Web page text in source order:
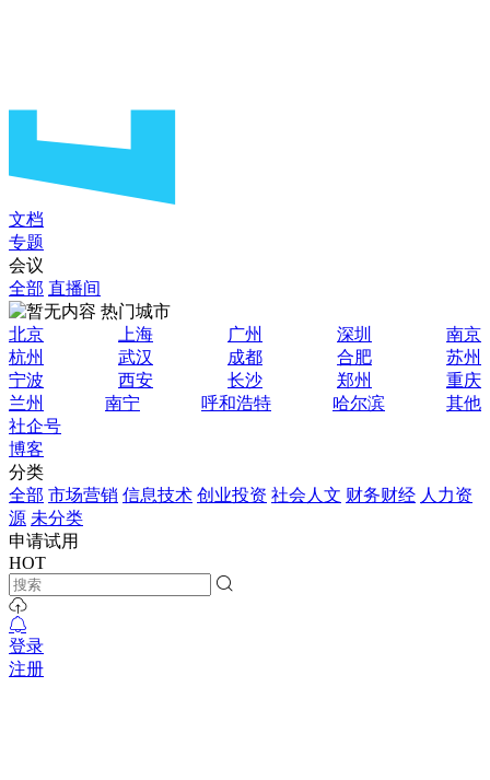
文档
专题
会议
全部 直播间
热门城市
北京
上海 广州 深圳
南京
杭州
武汉 成都 合肥
苏州
宁波
西安 长沙 郑州
重庆
兰州
南宁 呼和浩特 哈尔滨
其他
社企号
博客
分类
全部 市场营销 信息技术 创业投资 社会人文 财务财经 人力资
源 未分类
申请试用
HOT
登录
注册